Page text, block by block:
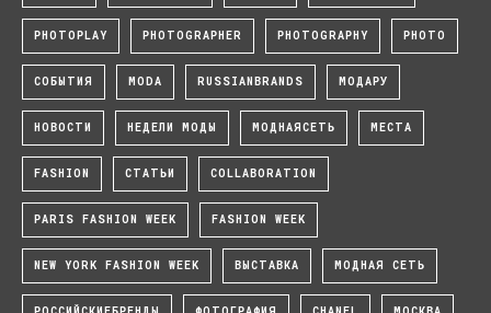
PHOTOPLAY PHOTOGRAPHER PHOTOGRAPHY PHOTO
СОБЫТИЯ MODA RUSSIANBRANDS МОДАРУ
НОВОСТИ НЕДЕЛИ МОДЫ МОДНАЯСЕТЬ МЕСТА
FASHION СТАТЬИ COLLABORATION
PARIS FASHION WEEK FASHION WEEK
NEW YORK FASHION WEEK ВЫСТАВКА МОДНАЯ СЕТЬ